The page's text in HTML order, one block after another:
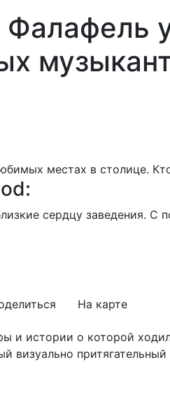
местах в столице.
сердцу заведения. С
На карте
и истории о которой
визуально